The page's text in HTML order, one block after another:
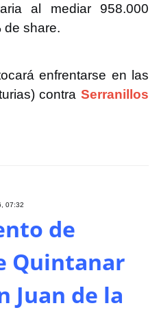
al mediar 958.000
de share.
enfrentarse en las
contraSerranillos
07:32
de
Quintanar
Juan de la